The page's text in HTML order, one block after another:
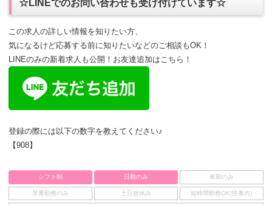
☆LINEでのお問い合わせも受け付けています☆
この求人の詳しい情報を知りたい方、
気になるけど応募する前に知りたいなどのご相談もOK！
LINEのみの新着求人も公開！お友達追加はこちら！
登録の際には以下の数字を教えてください♪
【908】
シフト制 日勤のみ 夜勤のみ
早番勤務のみ 土日祝休み 短時間勤務OK(扶養内)